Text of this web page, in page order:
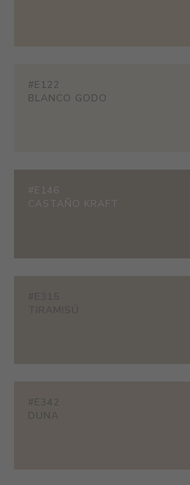
#E122
BLANCO GODO
#E146
CASTAÑO KRAFT
#E342
DUNA